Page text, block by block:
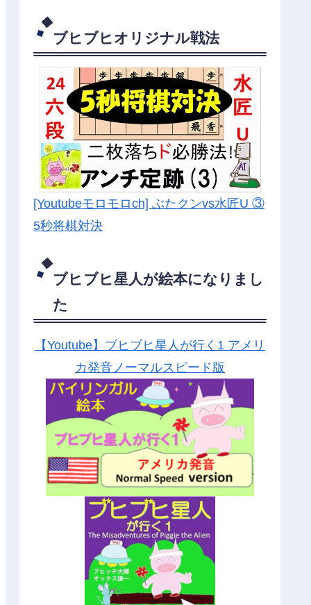
ブヒブヒオリジナル戦法
[Youtubeモロモロch] ぶたクンvs水匠U ③
5秒将棋対決
ブヒブヒ星人が絵本になりまし
た
【Youtube】ブヒブヒ星人が行く1 アメリ
カ発音ノーマルスピード版